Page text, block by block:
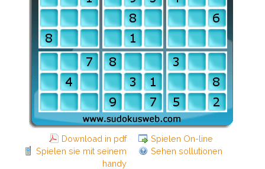
Download in pdf
Spielen On-line
Spielen sie mit seinem
handy
Sehen sollutionen